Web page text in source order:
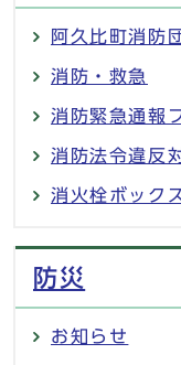
阿久比町消防
消防・救急
消防緊急通報
消防法令違反
消火栓ボック
防災
お知らせ